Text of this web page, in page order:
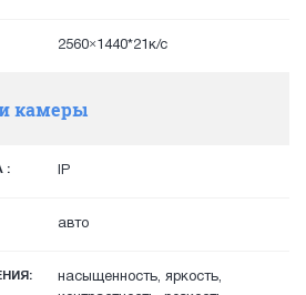
2560×1440*21к/с
камеры
: IP
авто
насыщенность, яркость,